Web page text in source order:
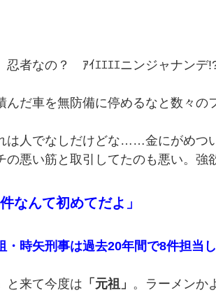
者なの？ ｱｲｴｴｴｴニンジャナンデ
だ車を無防備に停めるなと数々の
は人でなしだけどな……金にがめつ
悪い筋と取引してたのも悪い。強
なんて初めてだよ」
・時矢刑事は過去20年間で8件担当
と来て今度は 「元祖」 。ラーメンか